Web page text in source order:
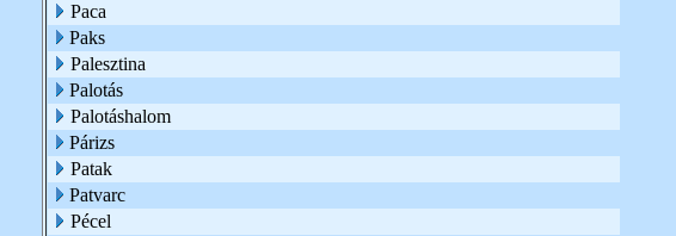
Paca
Paks
Palesztina
Palotás
Palotáshalom
Párizs
Patak
Patvarc
Pécel